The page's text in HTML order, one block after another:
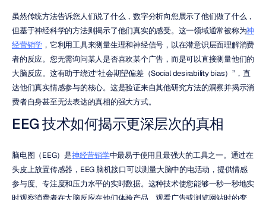
虽然传统方法告诉您人们说了什么，数字分析向您展示了他们做了什么，
但基于神经科学的方法则揭示了他们真实的感受。这一领域通常被称为神
经营销学 ，它利用工具来测量生理和神经信号，以在潜意识层面理解消费
者的反应。您无需询问某人是否喜欢某个广告，而是可以直接测量他们的
大脑反应。这有助于绕过“社会期望偏差（Social desirability bias）”，直
达他们真实情感参与的核心。这是验证来自其他研究方法的洞察并揭示消
费者自身甚至无法表达的真相的强大方式。
EEG 技术如何揭示更深层次的真相
脑电图（EEG）是神经营销学中最易于使用且最强大的工具之一。通过在
头皮上放置传感器，EEG 脑机接口可以测量大脑中的电活动，提供情感
参与度、专注度和压力水平的实时数据。这种技术使您能够一秒一秒地实
时观察消费者在大脑反应在他们体验产品、观看广告或浏览网站时的变